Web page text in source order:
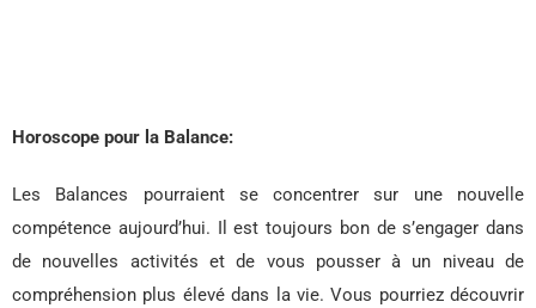
Horoscope pour la Balance:
Les Balances pourraient se concentrer sur une nouvelle
compétence aujourd’hui. Il est toujours bon de s’engager dans
de nouvelles activités et de vous pousser à un niveau de
compréhension plus élevé dans la vie. Vous pourriez découvrir